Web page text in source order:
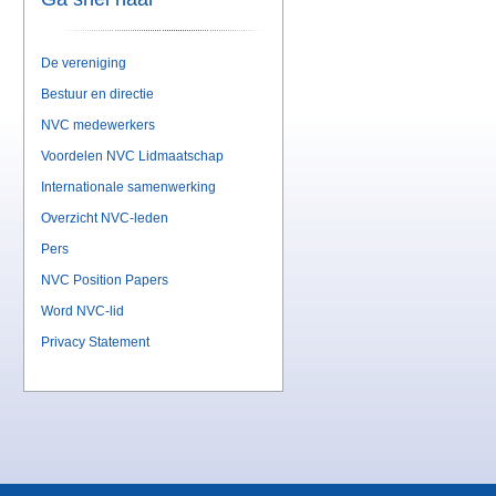
De vereniging
Bestuur en directie
NVC medewerkers
Voordelen NVC Lidmaatschap
Internationale samenwerking
Overzicht NVC-leden
Pers
NVC Position Papers
Word NVC-lid
Privacy Statement